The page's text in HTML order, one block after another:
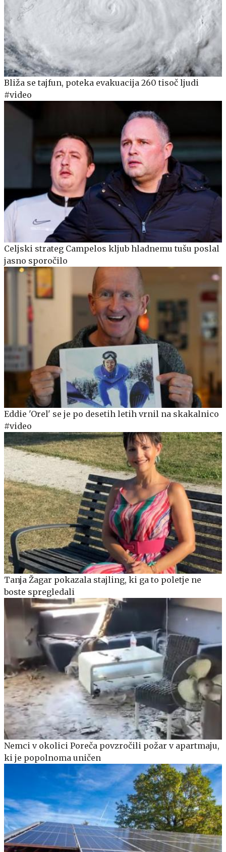
Bliža se tajfun, poteka evakuacija 260 tisoč ljudi
#video
Celjski strateg Campelos kljub hladnemu tušu poslal
jasno sporočilo
Eddie 'Orel' se je po desetih letih vrnil na skakalnico
#video
Tanja Žagar pokazala stajling, ki ga to poletje ne
boste spregledali
Nemci v okolici Poreča povzročili požar v apartmaju,
ki je popolnoma uničen